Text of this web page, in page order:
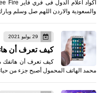
والسعودية والاردن اللهم صل وسلم
29 يوليو 2021
كيف تعرف أن
كيف تعرف أن هاتفك
محمد الهاتف المحمول أصبح جزء من